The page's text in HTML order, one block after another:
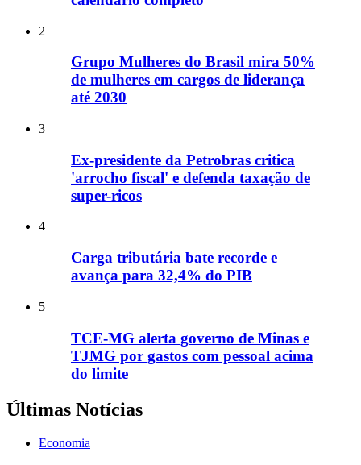
2
Grupo Mulheres do Brasil mira 50%
de mulheres em cargos de liderança
até 2030
3
Ex-presidente da Petrobras critica
'arrocho fiscal' e defenda taxação de
super-ricos
4
Carga tributária bate recorde e
avança para 32,4% do PIB
5
TCE-MG alerta governo de Minas e
TJMG por gastos com pessoal acima
do limite
Últimas Notícias
Economia